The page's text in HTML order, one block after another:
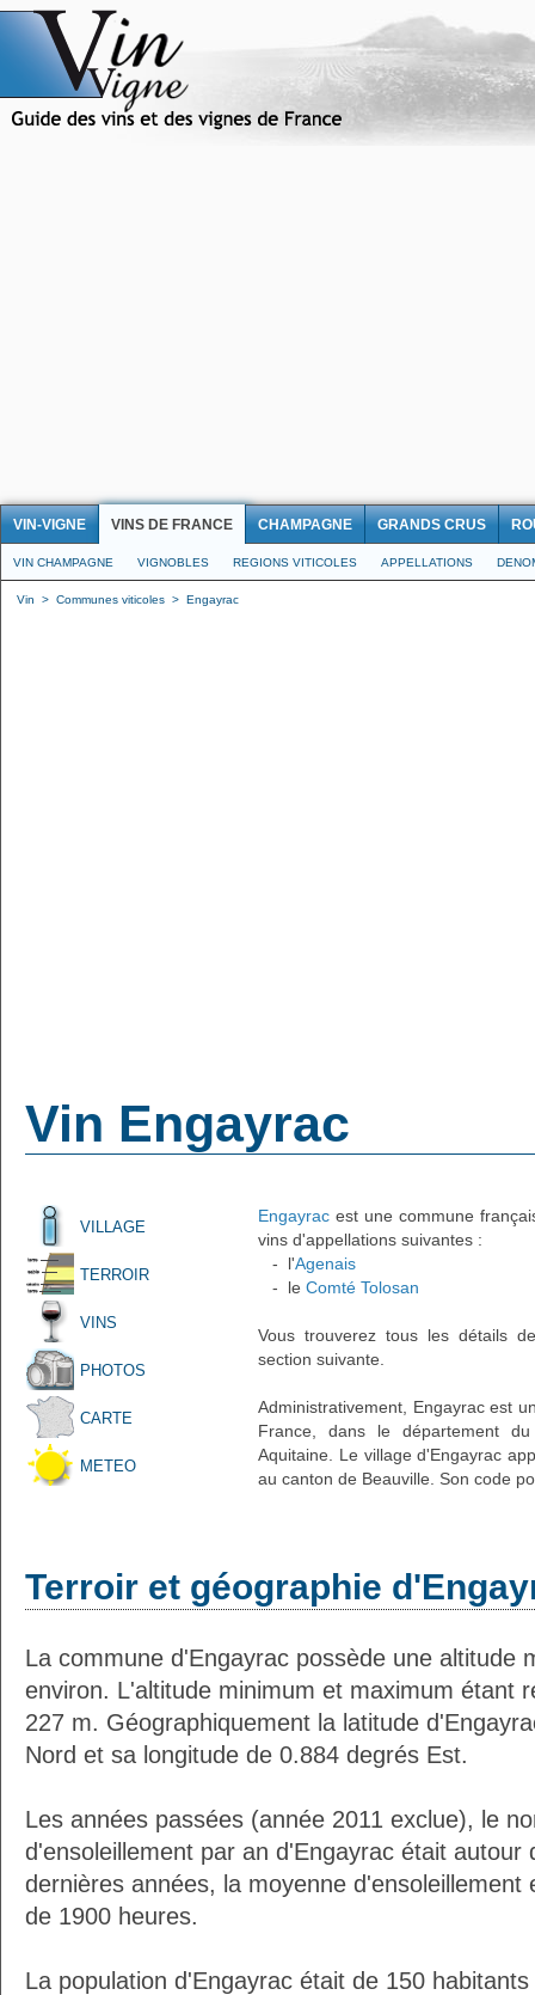
VIN-VIGNE VINS DE FRANCE CHAMPAGNE GRANDS CRUS
VIN CHAMPAGNE VIGNOBLES REGIONS VITICOLES APPELLATIONS
Vin > Communes viticoles > Engayrac
Vin Engayrac
VILLAGE
TERROIR
VINS
PHOTOS
CARTE
METEO
Engayrac est une commune
vins d'appellations suivantes :
- l'Agenais
- le Comté Tolosan
Vous trouverez tous les détails
section suivante.
Administrativement, Engayrac est
France, dans le département
Aquitaine. Le village d'Engayrac
au canton de Beauville. Son code
Terroir et géographie
La commune d'Engayrac possède une altitude
environ. L'altitude minimum et maximum étant
227 m. Géographiquement la latitude
Nord et sa longitude de 0.884 degrés Est.
Les années passées (année 2011 exclue), le
d'ensoleillement par an d'Engayrac était autour
dernières années, la moyenne d'ensoleillement
de 1900 heures.
La population d'Engayrac était de 150